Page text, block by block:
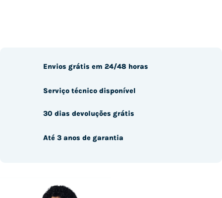
Envios grátis em 24/48 horas
Serviço técnico disponível
30 dias devoluções grátis
Até 3 anos de garantia